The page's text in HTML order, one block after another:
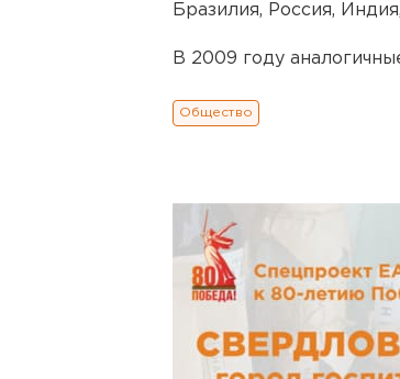
Бразилия, Россия,
В 2009 году
Общество